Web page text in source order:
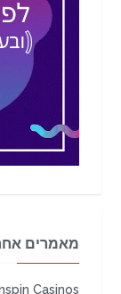
מאמרים
Casinos